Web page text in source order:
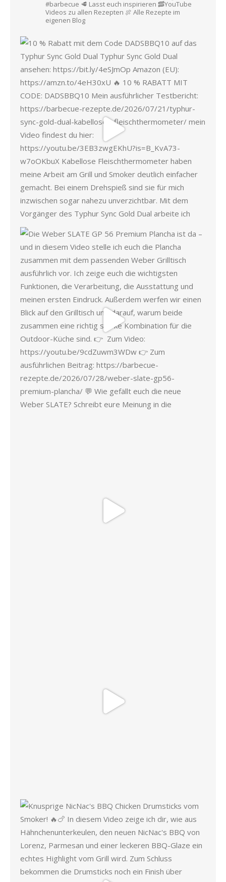
#barbecue 🥩 Lasst euch inspirieren 🥓YouTube
Videos zu allen Rezepten 🍖 Alle Rezepte im
eigenen Blog